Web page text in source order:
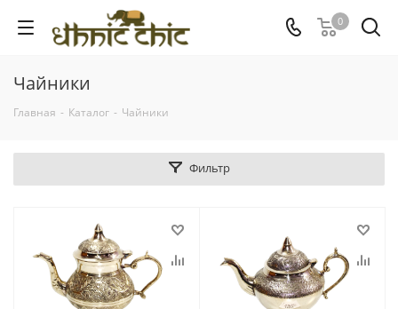
0
Чайники
Главная - Каталог - Чайники
Фильтр